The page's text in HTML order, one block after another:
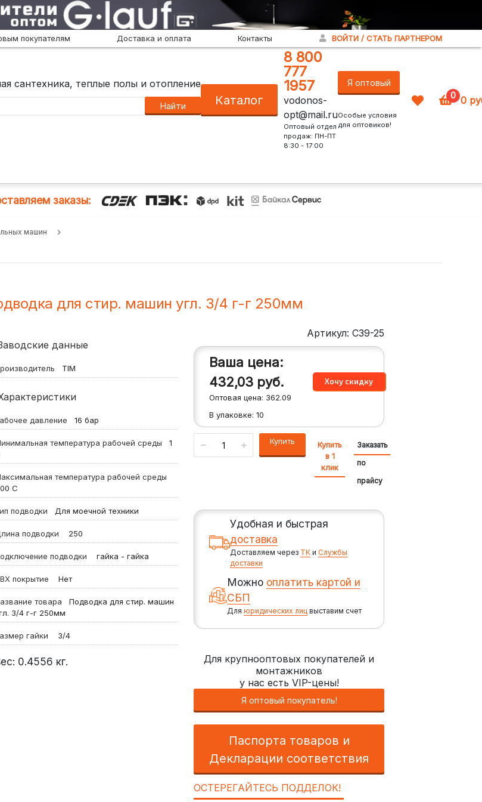
покупателям Доставка и оплата Контакты ВОЙТИ / СТАТЬ ПАРТНЕРОМ
сантехника, теплые полы и отопление
Найти Каталог
8 800
777
1957
vodonos-
opt@mail.ru
Оптовый отдел
продаж: ПН-ПТ
8:30 - 17:00
Я оптовый
Особые условия
для оптовиков!
0 0
заказы:
машин
для стир. машин угл. 3/4 г-г 250мм
данные
TIM
давление 16 бар
температура рабочей среды
1
температура рабочей среды
С
подводки Для моечной техники
подводки 250
подводки гайка - гайка
покрытие Нет
товара
Подводка для стир. машин
3/4 г-г 250мм
гайки 3/4
0.4556 кг.
Артикул: C39-25
Ваша цена:
432,03 руб.
Оптовая цена: 362.09
В упаковке:10
Купить
Купить
в 1
клик
Заказать
по
прайсу
Удобная и быстрая
доставка
Доставляем через ТКи Службы
доставки
Можно оплатить картой и
СБП
Для юридических лицвыставим счет
Для крупнооптовых покупателей и
монтажников
у нас есть VIP-цены!
Я оптовый покупатель!
Паспорта товаров и
Декларации соответствия
ОСТЕРЕГАЙТЕСЬ ПОДДЕЛОК!